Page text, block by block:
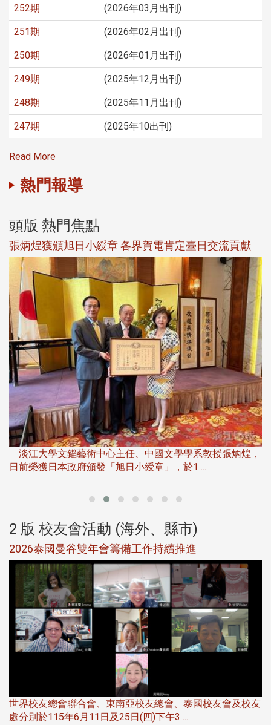
252期 (2026年03月出刊)
251期 (2026年02月出刊)
250期 (2026年01月出刊)
249期 (2025年12月出刊)
248期 (2025年11月出刊)
247期 (2025年10出刊)
Read More
熱門報導
頭版 熱門焦點
張炳煌獲頒旭日小綬章 各界賀電肯定臺日交流貢獻
淡江大學文錙藝術中心主任、中國文學學系教授張炳煌，
日前榮獲日本政府頒發「旭日小綬章」，於1 ...
2 版 校友會活動 (海外、縣市)
2026泰國曼谷雙年會籌備工作持續推進
世界校友總會聯合會、東南亞校友總會、泰國校友會及校友
處分別於115年6月11日及25日(四)下午3 ...